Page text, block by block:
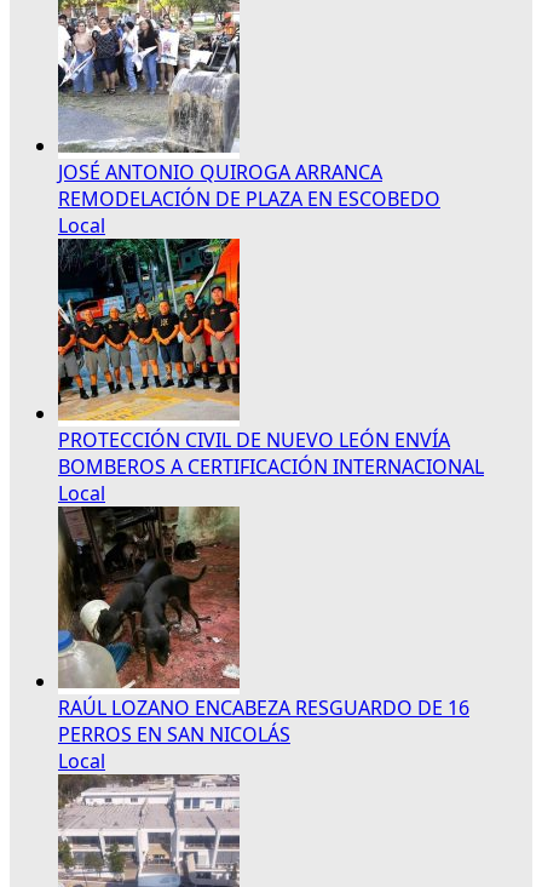
JOSÉ ANTONIO QUIROGA ARRANCA
REMODELACIÓN DE PLAZA EN ESCOBEDO
Local
PROTECCIÓN CIVIL DE NUEVO LEÓN ENVÍA
BOMBEROS A CERTIFICACIÓN INTERNACIONAL
Local
RAÚL LOZANO ENCABEZA RESGUARDO DE 16
PERROS EN SAN NICOLÁS
Local